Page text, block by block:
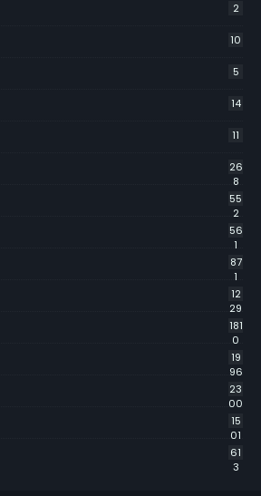
2
10
5
14
11
26
8
55
2
56
1
87
1
12
29
181
0
19
96
23
00
15
01
61
3